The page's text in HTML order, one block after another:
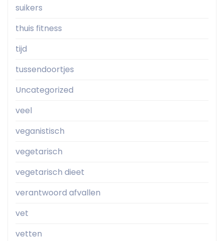
suikers
thuis fitness
tijd
tussendoortjes
Uncategorized
veel
veganistisch
vegetarisch
vegetarisch dieet
verantwoord afvallen
vet
vetten